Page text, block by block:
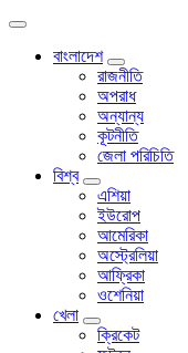
বাংলাদেশ
রাজনীতি
অপরাধ
অন্যান্য
কূটনীতি
জেলা পরিচিতি
বিশ্ব
এশিয়া
ইউরোপ
আমেরিকা
অস্ট্রেলিয়া
আফ্রিকা
ওশেনিয়া
খেলা
ক্রিকেট